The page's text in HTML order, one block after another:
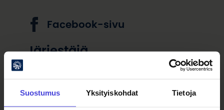
Suostumus Yksityiskohdat Tietoja
Facebook-sivu
Järjestäjä
Löydä perille